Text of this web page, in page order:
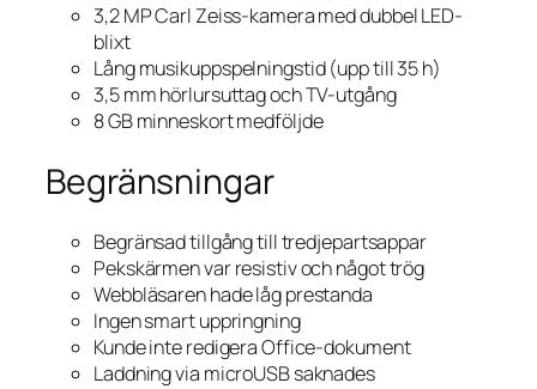
3,2 MP Carl Zeiss-kamera med dubbel LED-
blixt
Lång musikuppspelningstid (upp till 35 h)
3,5 mm hörlursuttag och TV-utgång
8 GB minneskort medföljde
Begränsningar
Begränsad tillgång till tredjepartsappar
Pekskärmen var resistiv och något trög
Webbläsaren hade låg prestanda
Ingen smart uppringning
Kunde inte redigera Office-dokument
Laddning via microUSB saknades